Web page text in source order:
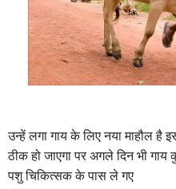
उन्हें लगा गाय के लिए नया माहौल है
ठीक हो जाएगा पर अगले दिन भी गाय
पशु चिकित्सक के पास ले गए